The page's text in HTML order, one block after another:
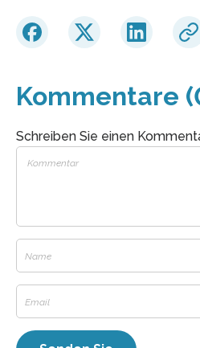
Kommentare
Schreiben Sie einen